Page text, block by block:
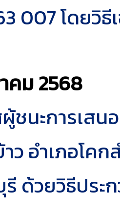
007 โดยวิธีเ
คม2568
ชนะการเส
ว อำเภอโค
ด้วยวิธีประ